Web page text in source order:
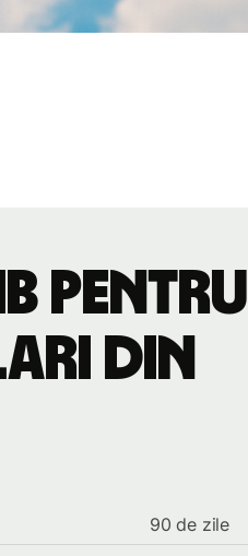
pentru
din
90 de zile